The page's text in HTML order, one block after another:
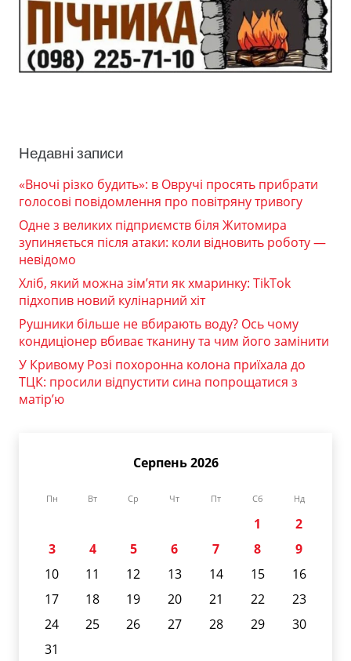
Недавні записи
«Вночі різко будить»: в Овручі просять прибрати
голосові повідомлення про повітряну тривогу
Одне з великих підприємств біля Житомира
зупиняється після атаки: коли відновить роботу —
невідомо
Хліб, який можна зім’яти як хмаринку: TikTok
підхопив новий кулінарний хіт
Рушники більше не вбирають воду? Ось чому
кондиціонер вбиває тканину та чим його замінити
У Кривому Розі похоронна колона приїхала до
ТЦК: просили відпустити сина попрощатися з
матір’ю
Серпень 2026
Пн Вт Ср Чт Пт Сб Нд
1
2
3
4 5 6 7 8
9
10
11 12 13 14 15
16
17
18 19 20 21 22
23
24
25 26 27 28 29
30
31